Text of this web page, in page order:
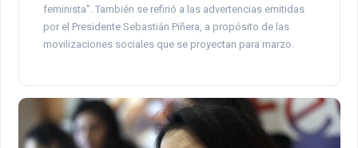
feminista”. También se refirió a las advertencias emitidas
por el Presidente Sebastián Piñera, a propósito de las
movilizaciones sociales que se proyectan para marzo.